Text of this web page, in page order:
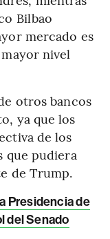
Bilbao
mercado es
nivel
otros bancos
ya que los
de los
que pudiera
de Trump.
Presidencia de
del Senado